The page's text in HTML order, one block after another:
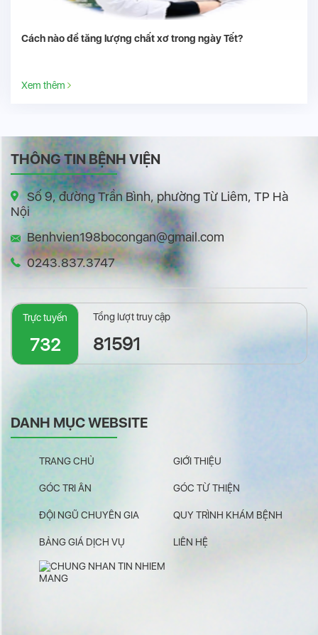
Cách nào để tăng lượng chất xơ trong ngày Tết?
Xem thêm
THÔNG TIN BỆNH VIỆN
Số 9, đường Trần Bình, phường Từ Liêm, TP Hà
Nội
Benhvien198bocongan@gmail.com
0243.837.3747
Trực tuyến
732
Tổng lượt truy cập
81591
DANH MỤC WEBSITE
TRANG CHỦ GIỚI THIỆU
GÓC TRI ÂN GÓC TỪ THIỆN
ĐỘI NGŨ CHUYÊN GIA QUY TRÌNH KHÁM BỆNH
BẢNG GIÁ DỊCH VỤ LIÊN HỆ